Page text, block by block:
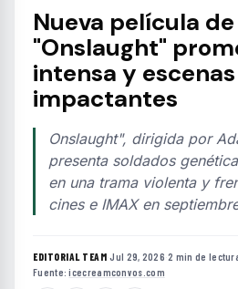
Nueva película
"Onslaught"
intensa y escenas
impactantes
Onslaught", dirigida por
presenta soldados
en una trama violenta y
cines e IMAX en
EDITORIAL TEAM·Jul 29, 2026·2 min de
Fuente:icecreamconvos.com